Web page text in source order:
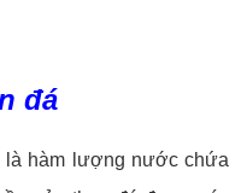
đá
là hàm lượng nước chứa